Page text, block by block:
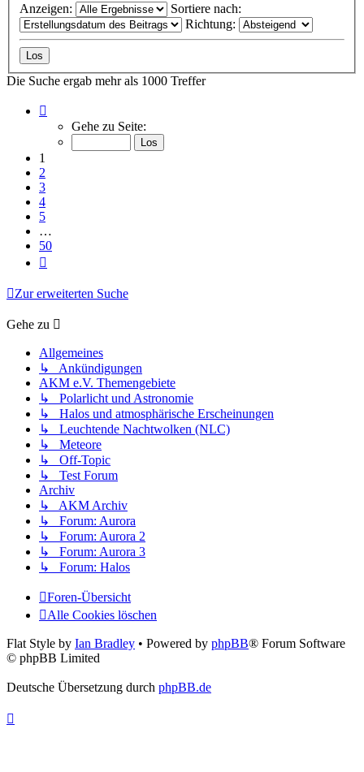
Anzeigen:
Sortiere nach:
Richtung:
Die Suche ergab mehr als 1000 Treffer
von
Gehe zu Seite:
1
2
3
4
5
…
50
Zur erweiterten Suche
Gehe zu
Allgemeines
↳ Ankündigungen
AKM e.V. Themengebiete
↳ Polarlicht und Astronomie
↳ Halos und atmosphärische Erscheinungen
↳ Leuchtende Nachtwolken (NLC)
↳ Meteore
↳ Off-Topic
↳ Test Forum
Archiv
↳ AKM Archiv
↳ Forum: Aurora
↳ Forum: Aurora 2
↳ Forum: Aurora 3
↳ Forum: Halos
Foren-Übersicht
Alle Cookies löschen
Flat Style by Ian Bradley • Powered by phpBB® Forum Software
© phpBB Limited
Deutsche Übersetzung durch phpBB.de